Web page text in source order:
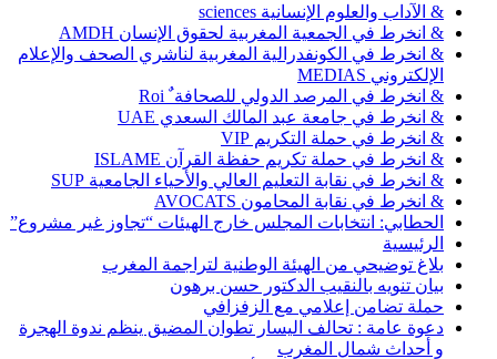
& الآداب والعلوم الإنسانية sciences
& انخرط في الجمعية المغربية لحقوق الإنسان AMDH
& انخرط في الكونفدرالية المغربية لناشري الصحف والإعلام
الإلكتروني MEDIAS
& انخرط في المرصد الدولي للصحافة ٌ Roi
& انخرط في جامعة عبد المالك السعدي UAE
& انخرط في حملة التكريم VIP
& انخرط في حملة تكريم حفظة القرآن ISLAME
& انخرط في نقابة التعليم العالي والأحياء الجامعية SUP
& انخرط في نقابة المحامون AVOCATS
الحطابي: انتخابات المجلس خارج الهيئات “تجاوز غير مشروع”
الرئيسية
بلاغ توضيحي من الهيئة الوطنية لتراجمة المغرب
بيان تنويه بالنقيب الدكتور حسن برهون
حملة تضامن إعلامي مع الزفزافي
دعوة عامة : تحالف اليسار تطوان المضيق ينظم ندوة الهجرة
و أحداث شمال المغرب